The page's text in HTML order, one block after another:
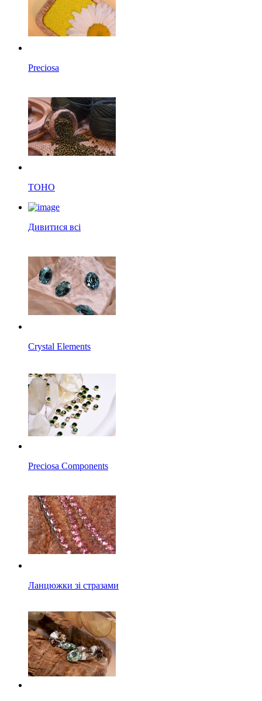
Preciosa
TOHO
Дивитися всі
Crystal Elements
Preciosa Components
Ланцюжки зі стразами